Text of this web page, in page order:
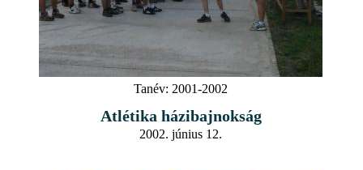
Tanév: 2001-2002
Atlétika házibajnokság
2002. június 12.